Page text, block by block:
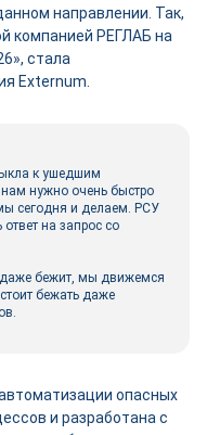
направлении. Так,
компанией РЕГЛАБ на
стала
Externum.
к ушедшим
нужно очень быстро
сегодня и делаем. РСУ
на запрос со
даже бежит, мы движемся
бежать даже
опасных
и разработана с